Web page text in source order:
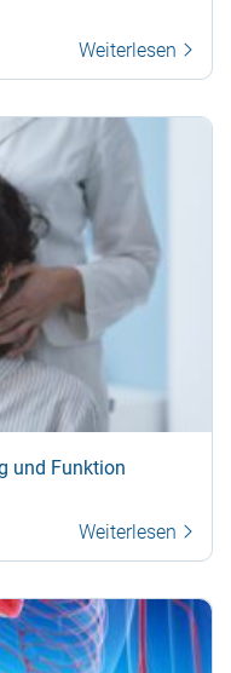
Weiterlesen
und Funktion
Weiterlesen